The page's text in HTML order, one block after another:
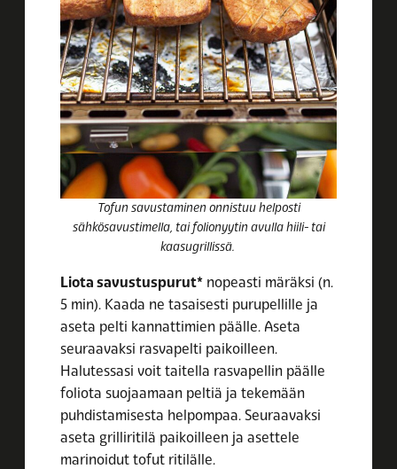
Tofun savustaminen onnistuu helposti
sähkösavustimella, tai folionyytin avulla hiili- tai
kaasugrillissä.
Liota savustuspurut* nopeasti märäksi (n.
5 min). Kaada ne tasaisesti purupellille ja
aseta pelti kannattimien päälle. Aseta
seuraavaksi rasvapelti paikoilleen.
Halutessasi voit taitella rasvapellin päälle
foliota suojaamaan peltiä ja tekemään
puhdistamisesta helpompaa. Seuraavaksi
aseta grilliritilä paikoilleen ja asettele
marinoidut tofut ritilälle.